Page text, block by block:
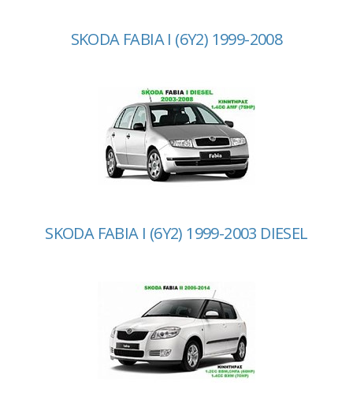
SKODA FABIA I (6Y2) 1999-2008
SKODA FABIA I (6Y2) 1999-2003 DIESEL